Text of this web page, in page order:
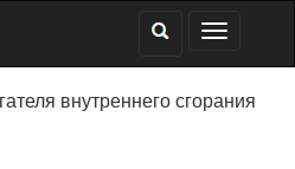
внутреннего сгорания